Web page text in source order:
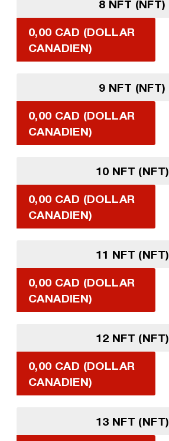
8 NFT (NFT)
0,00 CAD (DOLLAR
CANADIEN)
9 NFT (NFT)
0,00 CAD (DOLLAR
CANADIEN)
10 NFT (NFT)
0,00 CAD (DOLLAR
CANADIEN)
11 NFT (NFT)
0,00 CAD (DOLLAR
CANADIEN)
12 NFT (NFT)
0,00 CAD (DOLLAR
CANADIEN)
13 NFT (NFT)